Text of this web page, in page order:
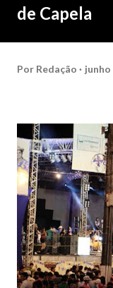
de Capela
Por Redação junho